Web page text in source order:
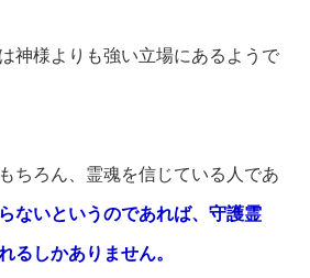
神様よりも強い立場にあるようで
ちろん、霊魂を信じている人であ
ないというのであれば、守護霊
るしかありません。